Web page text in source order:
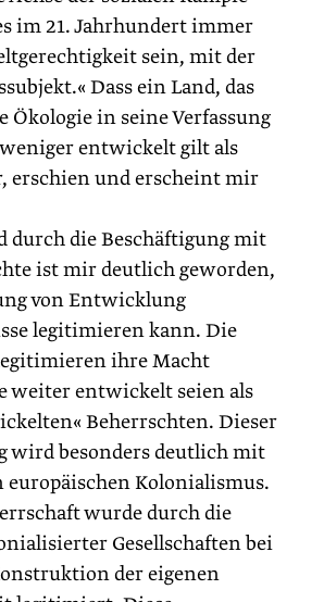
im 21. Jahrhundert immer
sein, mit der
Dass ein Land, das
Ökologie in seine Verfassung
entwickelt gilt als
erschien und erscheint mir
durch die Beschäftigung mit
ist mir deutlich geworden,
von Entwicklung
legitimieren kann. Die
ihre Macht
weiter entwickelt seien als
Beherrschten. Dieser
wird besonders deutlich mit
europäischen Kolonialismus.
wurde durch die
Gesellschaften bei
der eigenen